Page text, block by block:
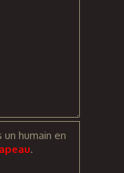
humain en
.